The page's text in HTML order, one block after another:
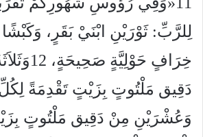
لِلرَّبِّ: ثَوْرَيْنِ ابْنَيْ بَقَرٍ،
خِرَافٍ
دَقِيق مَلْتُوتٍ بِزَيْتٍ تَقْدِمَةً
وَعُشْرَيْنِ مِنْ دَقِيق مَلْتُوتٍ